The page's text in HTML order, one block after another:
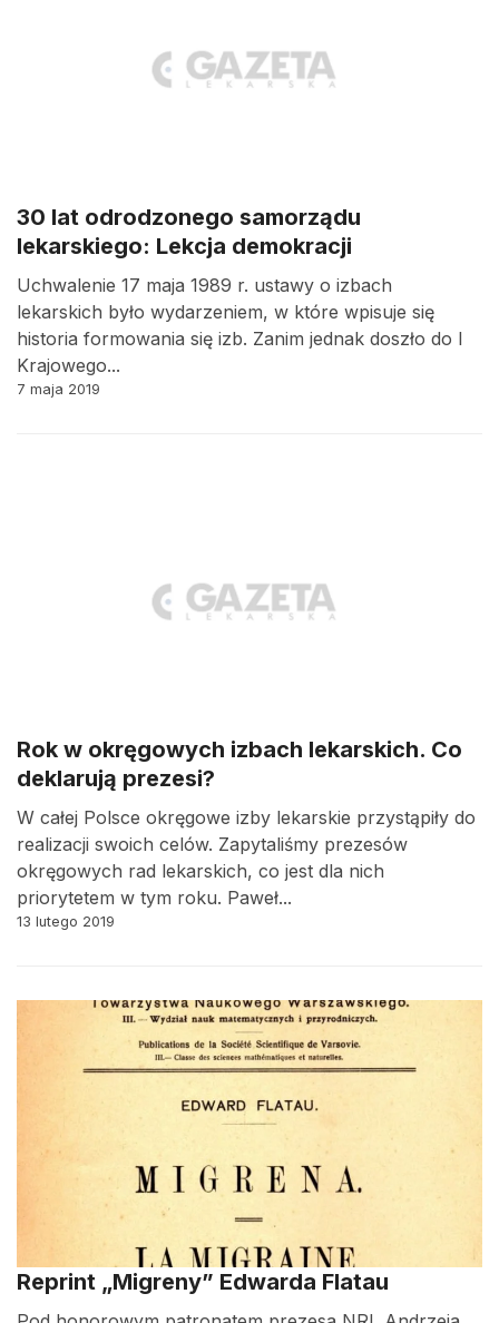
30 lat odrodzonego samorządu
lekarskiego: Lekcja demokracji
Uchwalenie 17 maja 1989 r. ustawy o izbach
lekarskich było wydarzeniem, w które wpisuje się
historia formowania się izb. Zanim jednak doszło do I
Krajowego...
7 maja 2019
Rok w okręgowych izbach lekarskich. Co
deklarują prezesi?
W całej Polsce okręgowe izby lekarskie przystąpiły do
realizacji swoich celów. Zapytaliśmy prezesów
okręgowych rad lekarskich, co jest dla nich
priorytetem w tym roku. Paweł...
13 lutego 2019
Reprint „Migreny” Edwarda Flatau